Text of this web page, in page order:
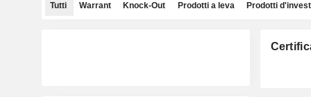
Tutti Warrant Knock-Out Prodotti a leva Prodotti